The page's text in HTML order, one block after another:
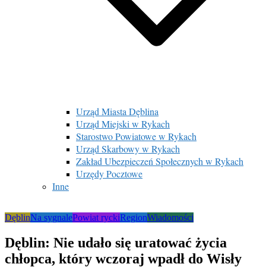
Urząd Miasta Dęblina
Urząd Miejski w Rykach
Starostwo Powiatowe w Rykach
Urząd Skarbowy w Rykach
Zakład Ubezpieczeń Społecznych w Rykach
Urzędy Pocztowe
Inne
DęblinNa sygnalePowiat ryckiRegionWiadomości
Dęblin: Nie udało się uratować życia
chłopca, który wczoraj wpadł do Wisły